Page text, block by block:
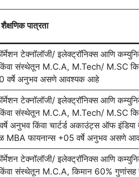
शैक्षणिक पात्रता
टेक्नॉलॉजी/ इलेक्ट्रॉनिक्स आणि
किंवा संस्थेतून M.C.A, M.Tech/ M.SC
वर्षे अनुभव असणे आवश्यक आहे
टेक्नॉलॉजी/ इलेक्ट्रॉनिक्स आणि
किंवा संस्थेतून M.C.A, M.Tech/ M.SC
अनुभव किंवा चार्टर्ड अकाउंट्स ऑफ
MBA फायनान्स +05 वर्षे अनुभव असणे
टेक्नॉलॉजी/ इलेक्ट्रॉनिक्स आणि
किंवा संस्थेतून M.C.A, किमान 60% गुणांसह